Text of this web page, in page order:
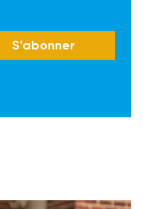
S'abonner